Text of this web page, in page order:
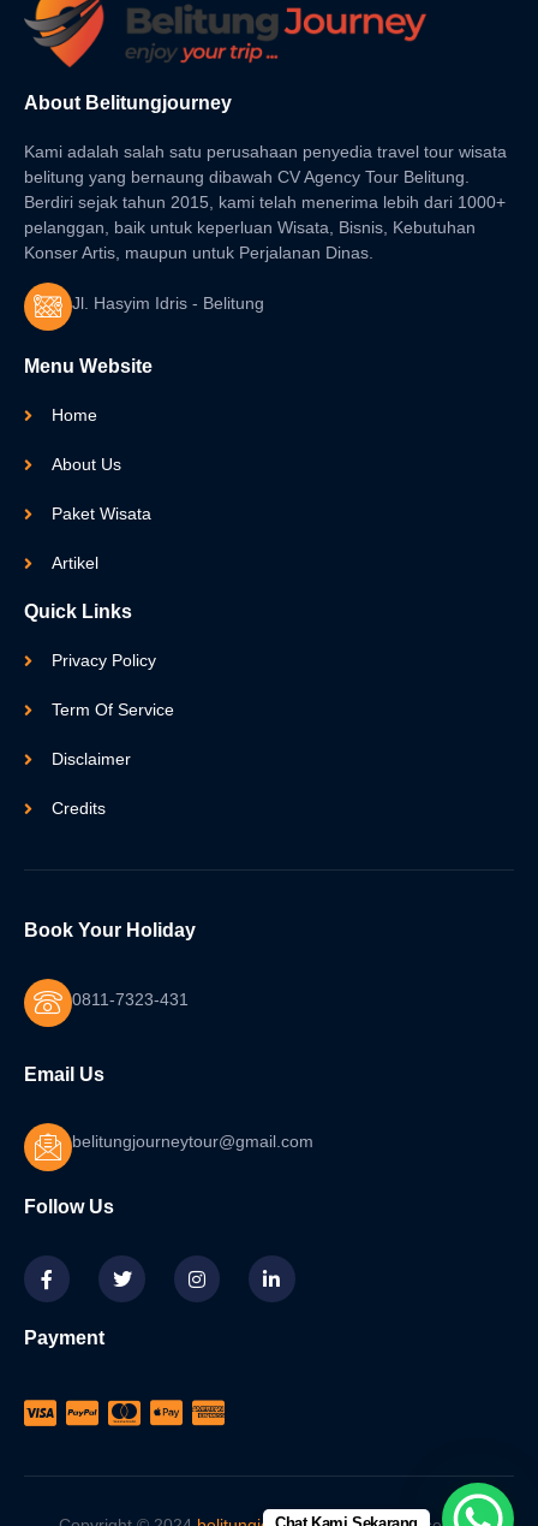
About Belitungjourney
Kami adalah salah satu perusahaan penyedia travel tour wisata
belitung yang bernaung dibawah CV Agency Tour Belitung.
Berdiri sejak tahun 2015, kami telah menerima lebih dari 1000+
pelanggan, baik untuk keperluan Wisata, Bisnis, Kebutuhan
Konser Artis, maupun untuk Perjalanan Dinas.
Jl. Hasyim Idris - Belitung
Menu Website
Home
About Us
Paket Wisata
Artikel
Quick Links
Privacy Policy
Term Of Service
Disclaimer
Credits
Book Your Holiday
0811-7323-431
Email Us
belitungjourneytour@gmail.com
Follow Us
Payment